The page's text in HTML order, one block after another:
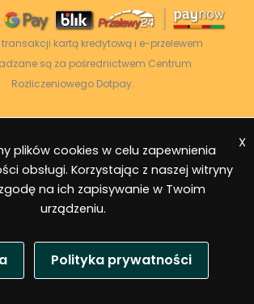
transakcji kartą kredytową i e-przelewem
są za pośrednictwem Centrum
Rozliczeniowego Dotpay.
Energy -
Wszelkie prawa
|Mapa strony
plików cookies w celu zapewnienia
obsługi. Korzystając z naszej witryny
na ich zapisywanie w Twoim
urządzeniu.
Polityka prywatności
X